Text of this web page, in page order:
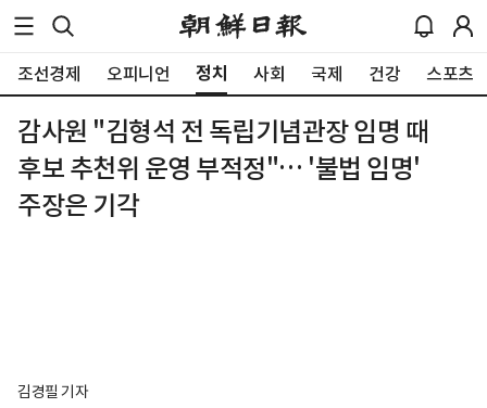
조선경제 오피니언 정치 사회 국제 건강 스포츠
감사원 "김형석 전 독립기념관장 임명 때
후보 추천위 운영 부적정"… '불법 임명'
주장은 기각
김경필 기자